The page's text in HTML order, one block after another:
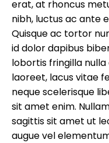
erat, at rhoncus
nibh, luctus ac ante
Quisque ac tortor
id dolor dapibus
lobortis fringilla
laoreet, lacus vitae
neque scelerisque
sit amet enim.
sagittis sit amet ut
augue vel